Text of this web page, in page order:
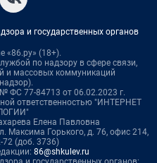
и государственных органов
«86.ру» (18+).
по надзору в сфере связи,
и массовых коммуникаций
ФС 77-84713 от 06.02.2023 г.
ответственностью "ИНТЕРНЕТ
Елена Павловна
Максима Горького, д. 76, офис 214,
72 (доб. 3736)
86@shkulev.ru